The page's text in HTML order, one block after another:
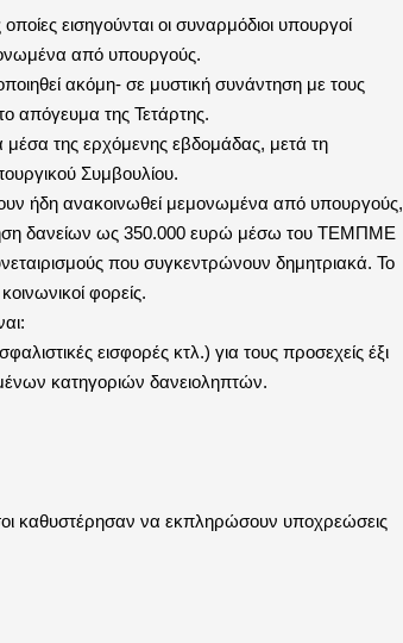
εισηγούνται οι συναρμόδιοι υπουργοί
από υπουργούς.
ακόμη- σε μυστική συνάντηση με τους
απόγευμα της Τετάρτης.
της ερχόμενης εβδομάδας, μετά τη
Συμβουλίου.
ήδη ανακοινωθεί μεμονωμένα από υπουργούς,
δανείων ως 350.000 ευρώ μέσω του ΤΕΜΠΜΕ
που συγκεντρώνουν δημητριακά. Το
φορείς.
εισφορές κτλ.) για τους προσεχείς έξι
κατηγοριών δανειοληπτών.
καθυστέρησαν να εκπληρώσουν υποχρεώσεις